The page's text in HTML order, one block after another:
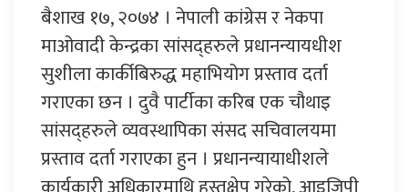
बैशाख १७, २०७४ । नेपाली कांग्रेस र नेकपा
माओवादी केन्द्रका सांसद्हरुले प्रधानन्यायधीश
सुशीला कार्कीबिरुद्ध महाभियोग प्रस्ताव दर्ता
गराएका छन । दुवै पार्टीका करिब एक चौथाइ
सांसद्हरुले व्यवस्थापिका संसद सचिवालयमा
प्रस्ताव दर्ता गराएका हुन । प्रधानन्यायाधीशले